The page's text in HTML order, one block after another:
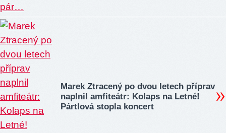
Marek Ztracený po dvou letech příprav
naplnil amfiteátr: Kolaps na Letné!
Pártlová stopla koncert